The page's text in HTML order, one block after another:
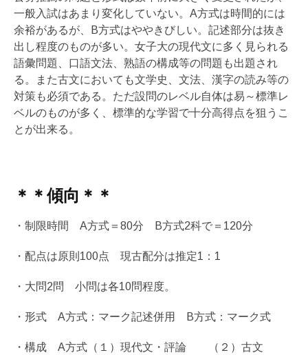
一般入試はあまり変化していない。A方式は時間的には
余裕があるが、B方式はややきびしい。記述部分は抜き
出し程度のものが多い。女子大の現代文に多く見られる
語彙問題、口語文法、熟語の構成等の問題も出題され
る。また古文においても文学史、文法、漢字の読み等の
対策も必須である。ただ設問のレベル自体は易～標準レ
ベルのものが多く、標準的な学習で十分高得点を狙うこ
とが出来る。
＊＊傾向＊＊
・制限時間 A方式＝80分 B方式2科で＝120分
・配点は原則100点 現古配分は推定1：1
・大問2問 小問は各10問程度。
・形式 A方式：マーク記述併用 B方式：マーク式
・構成 A方式（１）現代文・評論 （２）古文